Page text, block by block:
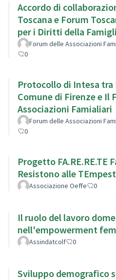
Accordo di
Toscana e Forum
per i Diritti della
Forum delle Associazioni
0
Protocollo di Intesa
Comune di Firenze e Il
Associazioni Famialiari
Forum delle Associazioni
0
Progetto FA.RE.RE.TE Famiglie REsilienti
Resistono alle
Associazione Oeffe 0
Il ruolo del lavoro
nell'empowerment
Assindatcolf 0
Sviluppo demografico